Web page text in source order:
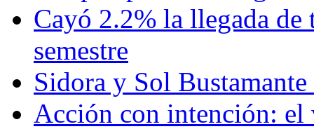
Cayó 2.2% la llegada de
semestre
Sidora y Sol
Acción con intención: el